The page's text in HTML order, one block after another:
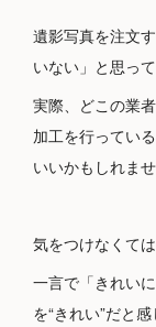
遺影写真を注文
いない」と思っ
実際、どこの業
加工を行ってい
いいかもしれませ
気をつけなくて
一言で「きれい
を“きれい”だと